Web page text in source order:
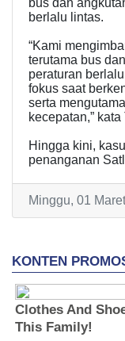
bus dan
berlalu lintas.
“Kami
terutama bus
peraturan
fokus saat
serta
kecepatan,” kata
Hingga kini,
penanganan
Minggu, 01